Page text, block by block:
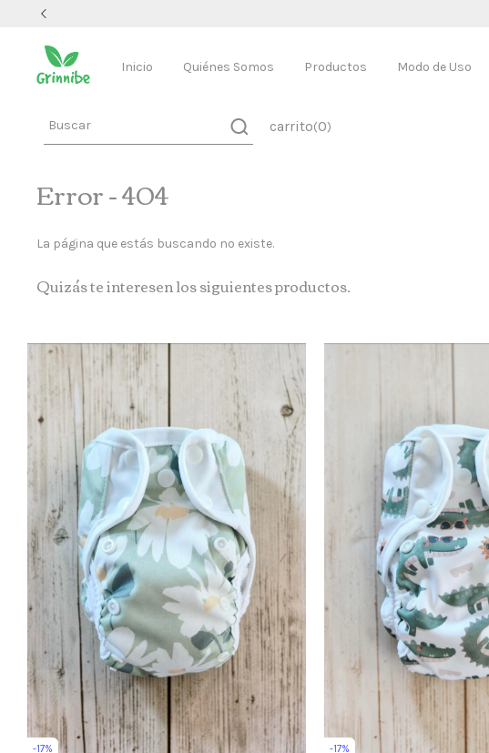
Inicio Quiénes Somos Productos Modo de Uso
carrito(0)
Error - 404
La página que estás buscando no existe.
Quizás te interesen los siguientes productos.
-17% -17%